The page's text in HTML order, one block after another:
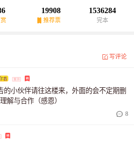
19908
推荐票
1536284
完本
写评论
的小伙伴请往这楼来，外面的会不定期删
解与合作（感恩）
8